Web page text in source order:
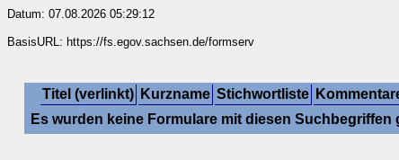
Datum: 07.08.2026 05:29:12
BasisURL: https://fs.egov.sachsen.de/formserv
Titel (verlinkt) Kurzname Stichwortliste
Es wurden keine Formulare mit diesen Suchbegriffen